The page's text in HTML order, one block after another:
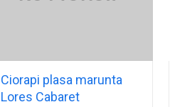
Ciorapi plasa marunta
Lores Cabaret